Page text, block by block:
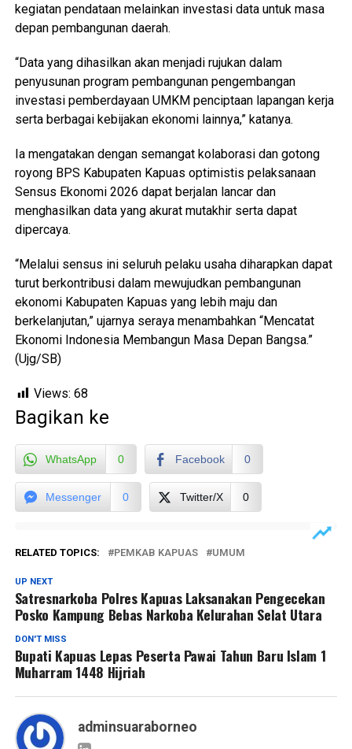
kegiatan pendataan melainkan investasi data untuk masa
depan pembangunan daerah.
“Data yang dihasilkan akan menjadi rujukan dalam
penyusunan program pembangunan pengembangan
investasi pemberdayaan UMKM penciptaan lapangan kerja
serta berbagai kebijakan ekonomi lainnya,” katanya.
Ia mengatakan dengan semangat kolaborasi dan gotong
royong BPS Kabupaten Kapuas optimistis pelaksanaan
Sensus Ekonomi 2026 dapat berjalan lancar dan
menghasilkan data yang akurat mutakhir serta dapat
dipercaya.
“Melalui sensus ini seluruh pelaku usaha diharapkan dapat
turut berkontribusi dalam mewujudkan pembangunan
ekonomi Kabupaten Kapuas yang lebih maju dan
berkelanjutan,” ujarnya seraya menambahkan “Mencatat
Ekonomi Indonesia Membangun Masa Depan Bangsa.”
(Ujg/SB)
Views: 68
Bagikan ke
WhatsApp 0 Facebook 0
Messenger 0 Twitter/X 0
RELATED TOPICS: PEMKAB KAPUAS UMUM
UP NEXT
Satresnarkoba Polres Kapuas Laksanakan Pengecekan
Posko Kampung Bebas Narkoba Kelurahan Selat Utara
DON'T MISS
Bupati Kapuas Lepas Peserta Pawai Tahun Baru Islam 1
Muharram 1448 Hijriah
adminsuaraborneo